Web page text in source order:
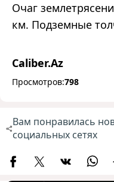
Очаг
км. Подземные
Caliber.Az
Просмотров:798
Вам понравилась
социальных сетях